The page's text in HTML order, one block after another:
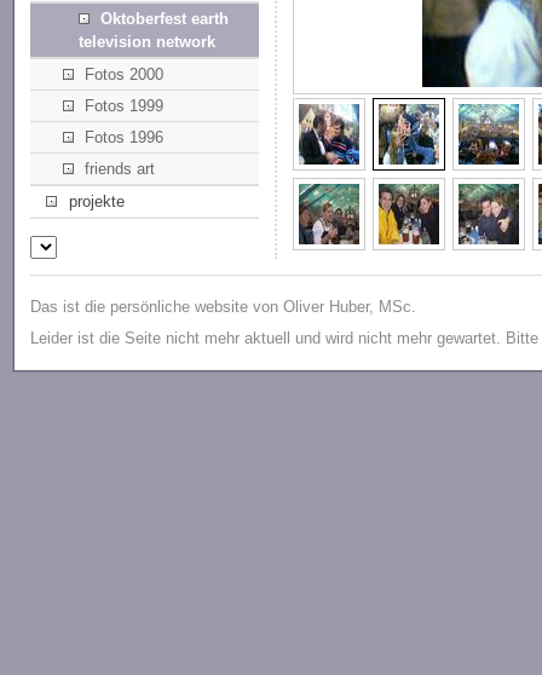
Oktoberfest earth
television network
Fotos 2000
Fotos 1999
Fotos 1996
friends art
projekte
Das ist die persönliche website von Oliver Huber, MSc.
Leider ist die Seite nicht mehr aktuell und wird nicht mehr gewartet.